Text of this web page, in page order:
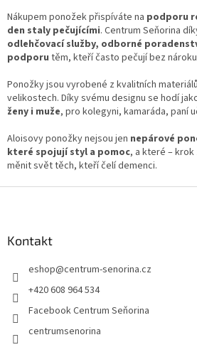
k
y
v
ý
i
s
u
Nákupem ponožek přispíváte na podporu
den staly pečujícími. Centrum Seňorina
odlehčovací služby, odborné
podporu těm, kteří často pečují bez
Ponožky jsou vyrobené z kvalitních
velikostech. Díky svému designu se hodí
ženy i muže, pro kolegyni, kamaráda, paní
Aloisovy ponožky nejsou jen nepárové
které spojují styl a pomoc, a které – krok
měnit svět těch, kteří čelí demenci.
Kontakt
eshop@centrum-senorina.cz
+420 608 964 534
Facebook Centrum Seňorina
centrumsenorina